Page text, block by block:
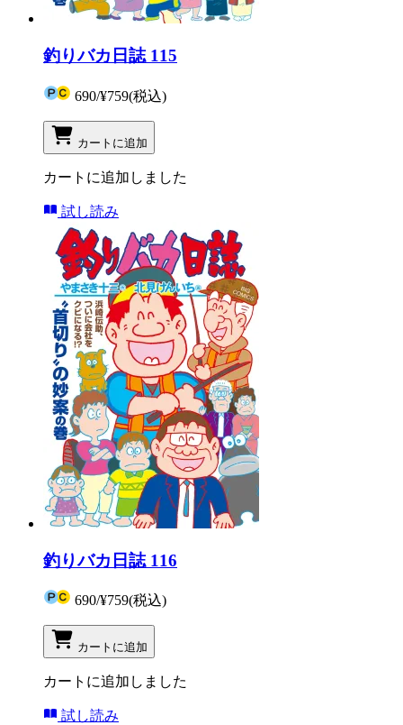
釣りバカ日誌 115
690/¥759(税込)
カートに追加
カートに追加しました
試し読み
釣りバカ日誌 116
690/¥759(税込)
カートに追加
カートに追加しました
試し読み